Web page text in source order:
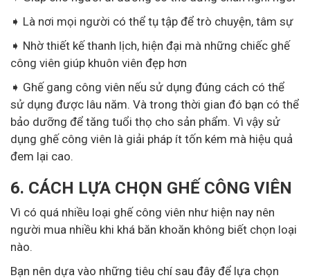
➧ Là nơi mọi người có thể tụ tập để trò chuyện, tâm sự
➧ Nhờ thiết kế thanh lịch, hiện đại mà những chiếc ghế
công viên giúp khuôn viên đẹp hơn
➧ Ghế gang công viên nếu sử dụng đúng cách có thể
sử dụng được lâu năm. Và trong thời gian đó bạn có thể
bảo dưỡng để tăng tuổi thọ cho sản phẩm. Vì vậy sử
dụng ghế công viên là giải pháp ít tốn kém mà hiệu quả
đem lại cao.
6. CÁCH LỰA CHỌN GHẾ CÔNG VIÊN
Vì có quá nhiều loại ghế công viên như hiện nay nên
người mua nhiều khi khá băn khoăn không biết chọn loại
nào.
Bạn nên dựa vào những tiêu chí sau đây để lựa chọn